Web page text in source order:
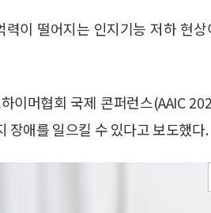
이 떨어지는 인지기능 저하 현
이머협회 국제 콘퍼런스(AAIC
장애를 일으킬 수 있다고 보도했다.